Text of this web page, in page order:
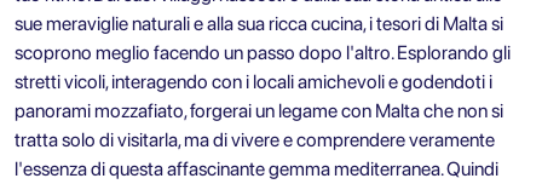
sue meraviglie naturali e alla sua ricca cucina, i tesori di Malta si
scoprono meglio facendo un passo dopo l'altro. Esplorando gli
stretti vicoli, interagendo con i locali amichevoli e godendoti i
panorami mozzafiato, forgerai un legame con Malta che non si
tratta solo di visitarla, ma di vivere e comprendere veramente
l'essenza di questa affascinante gemma mediterranea. Quindi